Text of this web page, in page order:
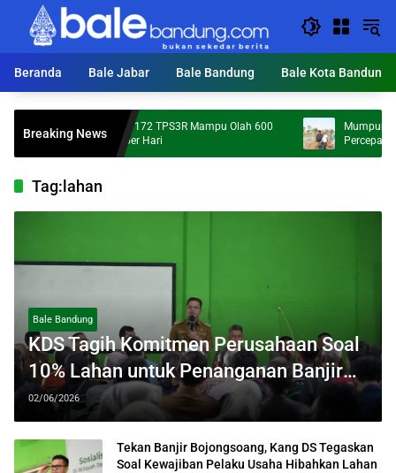
Langsung
konten
Beranda
Bale Jabar Bale Bandung Bale Kota Bandung
Breaking News
KDS Targetkan 172 TPS3R Mampu Olah 600
Ton Sampah per Hari
Mumpung
Percepatan
Tag: lahan
Bale Bandung
KDS Tagih Komitmen Perusahaan Soal
10% Lahan untuk Penanganan Banjir
Tegalluar
02/06/2026
Tekan Banjir Bojongsoang, Kang DS Tegaskan
Soal Kewajiban Pelaku Usaha Hibahkan Lahan